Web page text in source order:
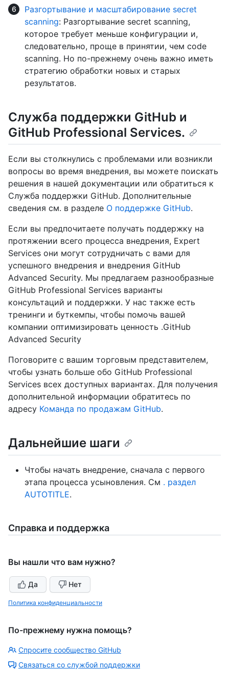
Разгортывание и масштабирование secret
scanning: Разгортывание secret scanning,
которое требует меньше конфигурации и,
следовательно, проще в принятии, чем code
scanning. Но по-прежнему очень важно иметь
стратегию обработки новых и старых
результатов.
Служба поддержки GitHub и
GitHub Professional Services.
Если вы столкнулись с проблемами или возникли
вопросы во время внедрения, вы можете поискать
решения в нашей документации или обратиться к
Служба поддержки GitHub. Дополнительные
сведения см. в разделе О поддержке GitHub.
Если вы предпочитаете получать поддержку на
протяжении всего процесса внедрения, Expert
Services они могут сотрудничать с вами для
успешного внедрения и внедрения GitHub
Advanced Security. Мы предлагаем разнообразные
GitHub Professional Services варианты
консультаций и поддержки. У нас также есть
тренинги и буткемпы, чтобы помочь вашей
компании оптимизировать ценность .GitHub
Advanced Security
Поговорите с вашим торговым представителем,
чтобы узнать больше обо GitHub Professional
Services всех доступных вариантах. Для получения
дополнительной информации обратитесь по
адресу Команда по продажам GitHub.
Дальнейшие шаги
Чтобы начать внедрение, сначала с первого
этапа процесса усыновления. См . раздел
AUTOTITLE.
Справка и поддержка
Вы нашли что вам нужно?
Да Нет
Политика конфиденциальности
По-прежнему нужна помощь?
Спросите сообщество GitHub
Связаться со службой поддержки